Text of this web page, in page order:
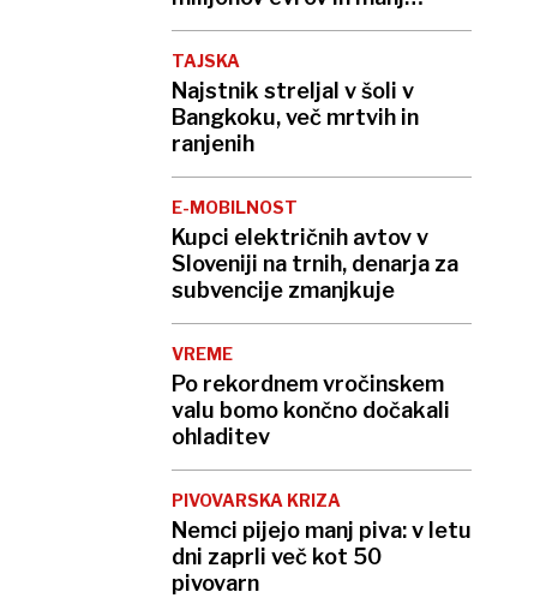
stikov z otrokoma
TAJSKA
Najstnik streljal v šoli v
Bangkoku, več mrtvih in
ranjenih
E-MOBILNOST
Kupci električnih avtov v
Sloveniji na trnih, denarja za
subvencije zmanjkuje
VREME
Po rekordnem vročinskem
valu bomo končno dočakali
ohladitev
PIVOVARSKA KRIZA
Nemci pijejo manj piva: v letu
dni zaprli več kot 50
pivovarn